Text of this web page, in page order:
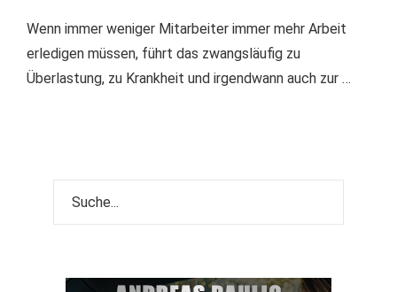
Wenn immer weniger Mitarbeiter immer mehr Arbeit
erledigen müssen, führt das zwangsläufig zu
Überlastung, zu Krankheit und irgendwann auch zur …